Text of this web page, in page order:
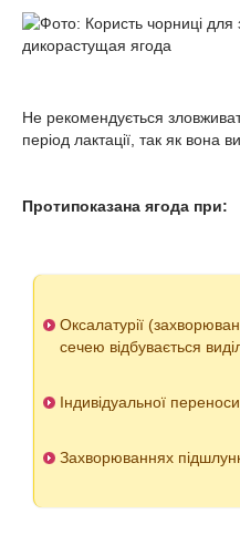
Не рекомендується
період лактації, так як вона
Протипоказана ягода при:
Оксалатурії
сечею відбувається
Індивідуальної
Захворюваннях